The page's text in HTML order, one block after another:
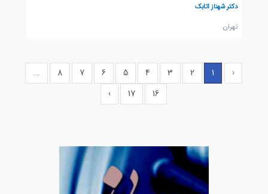
دکتر شهناز اتابک
تهران
‹
1
2
3
4
5
6
7
8
...
16
17
›